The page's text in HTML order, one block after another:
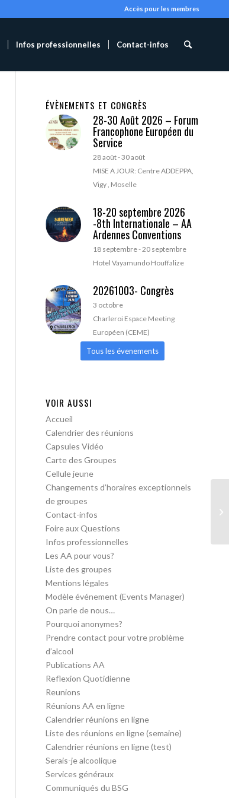
Accès pour les membres
Infos professionnelles Contact-infos
ÉVÈNEMENTS ET CONGRÈS
28-30 Août 2026 – Forum
Francophone Européen du
Service
28 août-30 août
MISE A JOUR: Centre ADDEPPA,
Vigy , Moselle
18-20 septembre 2026
-8th Internationale – AA
Ardennes Conventions
18 septembre-20 septembre
Hotel Vayamundo Houffalize
20261003- Congrès
3 octobre
Charleroi Espace Meeting
Européen (CEME)
Tous les évenements
VOIR AUSSI
Accueil
Calendrier des réunions
Capsules Vidéo
Carte des Groupes
Cellule jeune
Changements d’horaires exceptionnels
de groupes
Contact-infos
Foire aux Questions
Infos professionnelles
Les AA pour vous?
Liste des groupes
Mentions légales
Modèle événement (Events Manager)
On parle de nous…
Pourquoi anonymes?
Prendre contact pour votre problème
d’alcool
Publications AA
Reflexion Quotidienne
Reunions
Réunions AA en ligne
Calendrier réunions en ligne
Liste des réunions en ligne (semaine)
Calendrier réunions en ligne (test)
Serais-je alcoolique
Services généraux
Communiqués du BSG